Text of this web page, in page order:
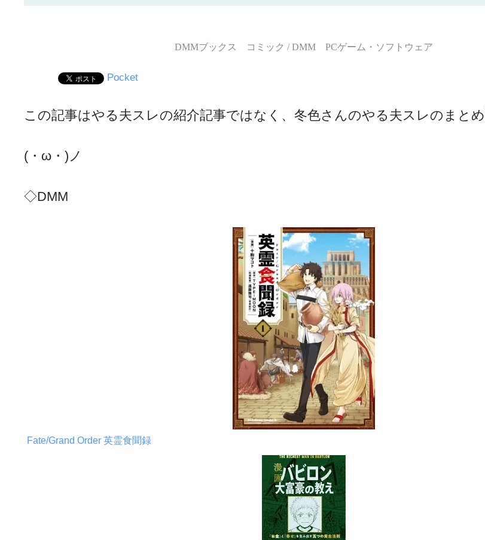
DMMブックス コミック / DMM PCゲーム・ソフトウェア
Pocket
この記事はやる夫スレの紹介記事ではなく、冬色さんのやる夫スレのまとめ
(・ω・)ノ
◇DMM
Fate/Grand Order 英霊食聞録